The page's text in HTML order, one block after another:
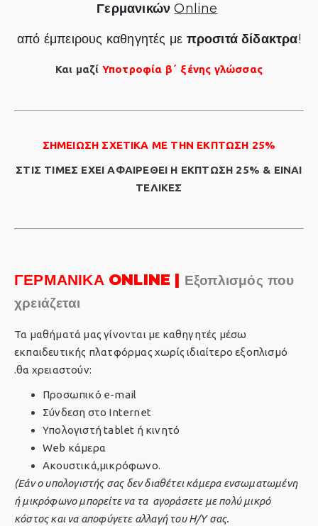
Γερμανικών Online
από έμπειρους καθηγητές με προσιτά δίδακτρα!
Και μαζί Υποτροφία β΄ ξένης γλώσσας
ΣΗΜΕΙΩΣΗ ΣΧΕΤΙΚΑ ΜΕ ΤΗΝ ΕΚΠΤΩΣΗ 25%
ΣΤΙΣ ΤΙΜΕΣ ΕΧΕΙ ΑΦΑΙΡΕΘΕΙ Η ΕΚΠΤΩΣΗ 25% & ΕΙΝΑΙ
ΤΕΛΙΚΕΣ
ΓΕΡΜΑΝΙΚΑ ONLINE | Εξοπλισμός που
χρειάζεται
Τα μαθήματά μας γίνονται με καθηγητές μέσω
εκπαιδευτικής πλατφόρμας χωρίς ιδιαίτερο εξοπλισμό
.θα χρειαστούν:
Προσωπικό e-mail
Σύνδεση στο Internet
Υπολογιστή tablet ή κινητό
Web κάμερα
Ακουστικά,μικρόφωνο.
(Εάν ο υπολογιστής σας δεν διαθέτει κάμερα ενσωματωμένη
ή μικρόφωνο μπορείτε να τα αγοράσετε με πολύ μικρό
κόστος και να αποφύγετε αλλαγή του Η/Υ σας.